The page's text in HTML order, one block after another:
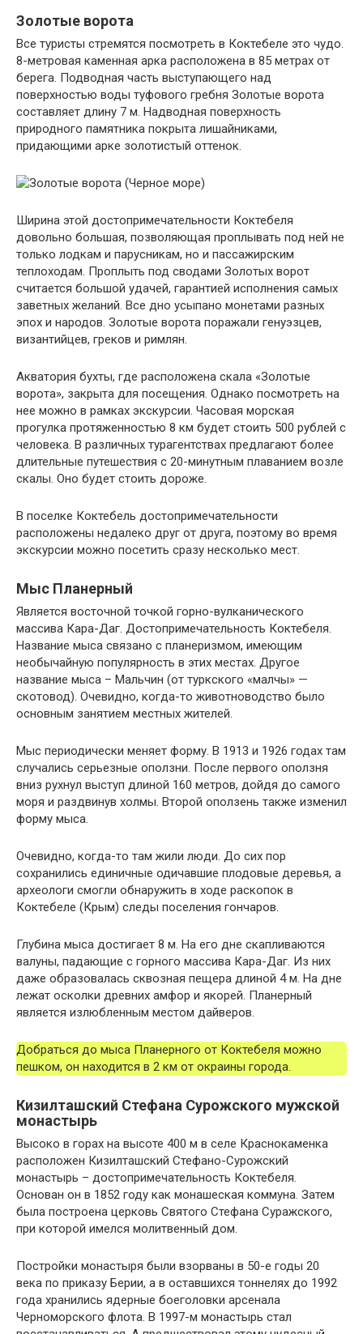
Золотые ворота
Все туристы стремятся посмотреть в Коктебеле это чудо.
8-метровая каменная арка расположена в 85 метрах от
берега. Подводная часть выступающего над
поверхностью воды туфового гребня Золотые ворота
составляет длину 7 м. Надводная поверхность
природного памятника покрыта лишайниками,
придающими арке золотистый оттенок.
Ширина этой достопримечательности Коктебеля
довольно большая, позволяющая проплывать под ней не
только лодкам и парусникам, но и пассажирским
теплоходам. Проплыть под сводами Золотых ворот
считается большой удачей, гарантией исполнения самых
заветных желаний. Все дно усыпано монетами разных
эпох и народов. Золотые ворота поражали генуэзцев,
византийцев, греков и римлян.
Акватория бухты, где расположена скала «Золотые
ворота», закрыта для посещения. Однако посмотреть на
нее можно в рамках экскурсии. Часовая морская
прогулка протяженностью 8 км будет стоить 500 рублей с
человека. В различных турагентствах предлагают более
длительные путешествия с 20-минутным плаванием возле
скалы. Оно будет стоить дороже.
В поселке Коктебель достопримечательности
расположены недалеко друг от друга, поэтому во время
экскурсии можно посетить сразу несколько мест.
Мыс Планерный
Является восточной точкой горно-вулканического
массива Кара-Даг. Достопримечательность Коктебеля.
Название мыса связано с планеризмом, имеющим
необычайную популярность в этих местах. Другое
название мыса – Мальчин (от туркского «малчы» —
скотовод). Очевидно, когда-то животноводство было
основным занятием местных жителей.
Мыс периодически меняет форму. В 1913 и 1926 годах там
случались серьезные оползни. После первого оползня
вниз рухнул выступ длиной 160 метров, дойдя до самого
моря и раздвинув холмы. Второй оползень также изменил
форму мыса.
Очевидно, когда-то там жили люди. До сих пор
сохранились единичные одичавшие плодовые деревья, а
археологи смогли обнаружить в ходе раскопок в
Коктебеле (Крым) следы поселения гончаров.
Глубина мыса достигает 8 м. На его дне скапливаются
валуны, падающие с горного массива Кара-Даг. Из них
даже образовалась сквозная пещера длиной 4 м. На дне
лежат осколки древних амфор и якорей. Планерный
является излюбленным местом дайверов.
Добраться до мыса Планерного от Коктебеля можно
пешком, он находится в 2 км от окраины города.
Кизилташский Стефана Сурожского мужской
монастырь
Высоко в горах на высоте 400 м в селе Краснокаменка
расположен Кизилташский Стефано-Сурожский
монастырь – достопримечательность Коктебеля.
Основан он в 1852 году как монашеская коммуна. Затем
была построена церковь Святого Стефана Суражского,
при которой имелся молитвенный дом.
Постройки монастыря были взорваны в 50-е годы 20
века по приказу Берии, а в оставшихся тоннелях до 1992
года хранились ядерные боеголовки арсенала
Черноморского флота. В 1997-м монастырь стал